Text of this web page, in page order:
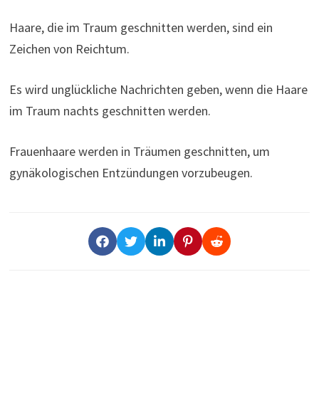
Haare, die im Traum geschnitten werden, sind ein
Zeichen von Reichtum.
Es wird unglückliche Nachrichten geben, wenn die Haare
im Traum nachts geschnitten werden.
Frauenhaare werden in Träumen geschnitten, um
gynäkologischen Entzündungen vorzubeugen.